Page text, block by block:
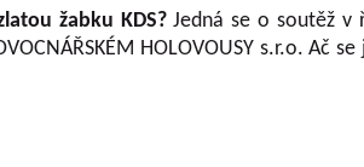
žabku KDS?Jedná se o soutěž v
HOLOVOUSY s.r.o.